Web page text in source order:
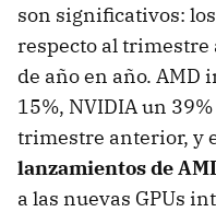
son significativos:
respecto al
de año en año. AMD
15%, NVIDIA un
trimestre anterior, y
lanzamientos de
a las nuevas GPUs